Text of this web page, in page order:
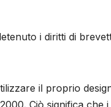
i diritti di
il proprio